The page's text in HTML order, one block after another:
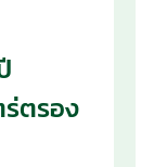
ร่ตรอง